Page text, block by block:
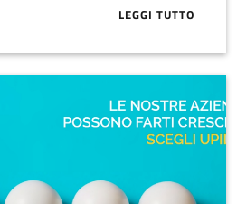
LEGGI TUTTO
ABOUT